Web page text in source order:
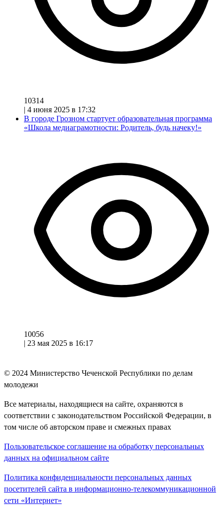
10314
| 4 июня 2025 в 17:32
В городе Грозном стартует образовательная программа
«Школа медиаграмотности: Родитель, будь начеку!»
10056
| 23 мая 2025 в 16:17
© 2024 Министерство Чеченской Республики по делам
молодежи
Все материалы, находящиеся на сайте, охраняются в
соответствии с законодательством Российской Федерации, в
том числе об авторском праве и смежных правах
Пользовательское соглашение на обработку персональных
данных на официальном сайте
Политика конфиденциальности персональных данных
посетителей сайта в информационно-телекоммуникационной
сети «Интернет»